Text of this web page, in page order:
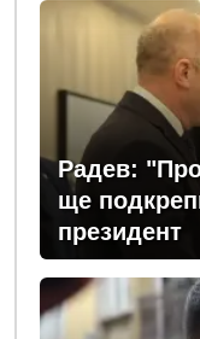
Радев:
ще
президент